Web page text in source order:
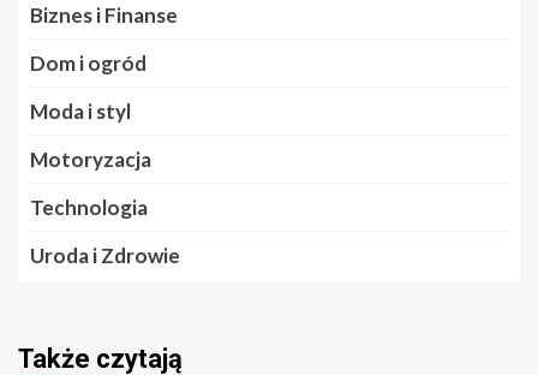
Biznes i Finanse
Dom i ogród
Moda i styl
Motoryzacja
Technologia
Uroda i Zdrowie
Także czytają